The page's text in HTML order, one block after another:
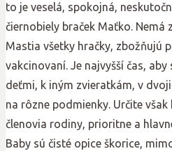
to je veselá, spokojná,
čiernobiely braček Maťko.
Mastia všetky hračky, zbožňujú
vakcinovaní. Je najvyšší čas,
deťmi, k iným zvieratkám, v
na rôzne podmienky. Určite
členovia rodiny, prioritne a
Baby sú čisté opice škorice,